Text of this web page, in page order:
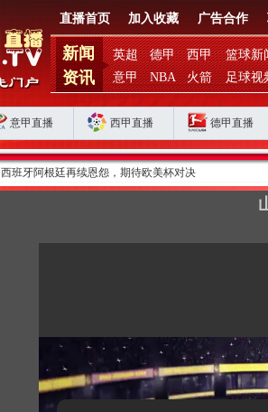
直播首页 加入收藏 广告合作
新闻
资讯
英超 德甲 西甲
篮球新
意甲
NBA 火箭 足球视
意甲直播 西甲直播 德甲直播
西班牙阿根廷再续恩怨，期待欧美杯对决